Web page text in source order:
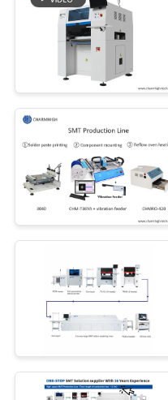
PABRIK
KONTROL
KUALITAS
HUBUNGI
KAMI
BERITA
SHOPPING
LINE